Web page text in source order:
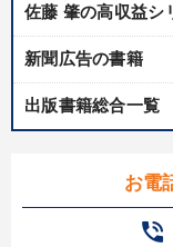
佐藤 肇の高収益シ
新聞広告の書籍
出版書籍総合一覧
お電
phone_in_talk